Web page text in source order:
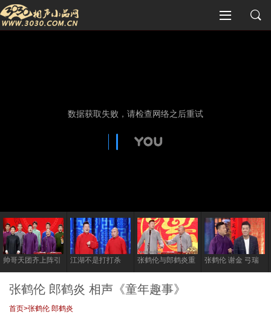
帅哥天团齐上阵引
现场尖叫，张鹤伦
郎鹤炎 相声《我想
火》
江湖不是打打杀
杀，江湖是人情世
故！听小白跟你讲
述侠客闯江湖
张鹤伦与郎鹤炎重
温小时候父亲那些
“坑娃”的事
张鹤伦 谢金 弓瑞
姬天语 相声《MP
张鹤伦 郎鹤炎 相声《童年趣事》
首页>张鹤伦 郎鹤炎